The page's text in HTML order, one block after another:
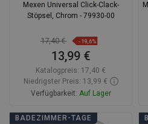
Mexen Universal Click-Clack-
Stöpsel, Chrom - 79930-00
17,40 € -19,6%
13,99 €
Katalogpreis: 17,40 €
Niedrigster Preis: 13,99 €
Verfügbarkeit: Auf Lager
In den Warenkorb
BADEZIMMER-TAGE